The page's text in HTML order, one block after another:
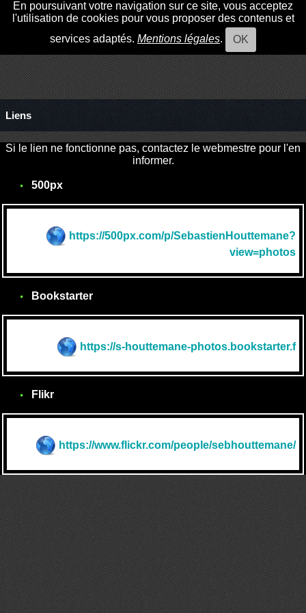
En poursuivant votre navigation sur ce site, vous acceptez
l'utilisation de cookies pour vous proposer des contenus et
services adaptés. Mentions légales. OK
Liens
Si le lien ne fonctionne pas, contactez le webmestre pour l'en
informer.
500px
https://500px.com/p/SebastienHouttemane?
view=photos
Bookstarter
https://s-houttemane-photos.bookstarter.f
Flikr
https://www.flickr.com/people/sebhouttemane/